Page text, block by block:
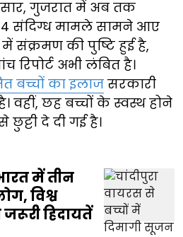
गुजरात में अब तक
संदिग्ध मामले सामने आए
संक्रमण की पुष्टि हुई है,
रिपोर्ट अभी लंबित है।
बच्चों का इलाज सरकारी
वहीं, छह बच्चों के स्वस्थ होने
दे दी गई है।
में तीन
विश्व
हिदायतें